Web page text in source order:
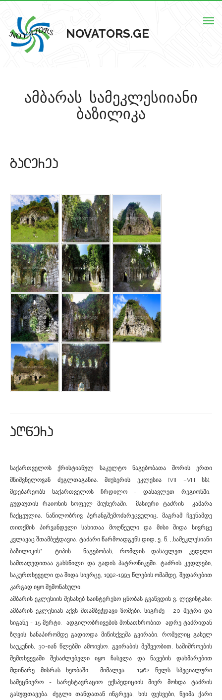
NOVATORS.GE
ჩვენს შესახებ
კონტაქტი
ამბარას სამეკლესიიანი
ბაზილიკა
galerea
aRwera
საქართველოს ქრისტიანულ საკულტო ნაგებობათა შორის ერთი
მნიშვნელოვან ძეგლთაგანია. მიუსერის ეკლესია (VII –VIII სს),
მდებარეობს საქართველოს ჩრდილო - დასავლეთ რეგიონში,
გუდაუთის რაიონის სოფელ მიუსერაში. მასიური ტაძრის კამარა
ჩაქცეულია, ნაწილობრივ პერანგშემოძარეცვულიც, მაგრამ ჩვენამდე
თითქმის პირვანდელი სახითაა მოღწეული და მისი შიდა სივრცე
კვლავაც შთამბეჭდავია. ტაძარი წარმოადგენს დიდ, ე. წ. ,,სამეკლესიანი
ბაზილიკის" ტიპის ნაგებობას, რომლის დასავლეთ კედელი
სამთაღედითაა გახსნილი და გადის პატრონიკეში. ტაძრის კედლები,
საკურთხეველი და შიდა სივრცე, 1992-1993 წლების ომამდე, შედარებით
კარგად იყო შემონახული.
ამბარის ეკლესიის შესახებ საინტერესო ცნობას გვაწვდის ვ. ლევინტასი:
ამბარის ეკლესიას აქვს შთამბეჭდავი ზომები: სიგრძე - 20 მეტრი და
სიგანე - 15 მერტი. ადგილობრივების მონათხრობით ადრე ტაძრიდან
ზღვის სანაპირომდე გადიოდა მიწისქვეშა გვირაბი, რომელიც გასულ
საუკუნის, 30-იან წლებში ამოივსო. გვირაბის მეშვეობით, საშიშროების
შემთხვევაში შესაძლებელი იყო ჩასვლა და ნავების დახმარებით
მდინარე მისრას ხეობაში მიმალვა. 1962 წელს სპეციალური
სამეცნიერო - სარესტავრაციო ექსპედიციის მიერ მოხდა ტაძრის
გასუფთავება. ძეგლი თანდათან ინგრევა, ხის ფესვები, წვიმა ქარი